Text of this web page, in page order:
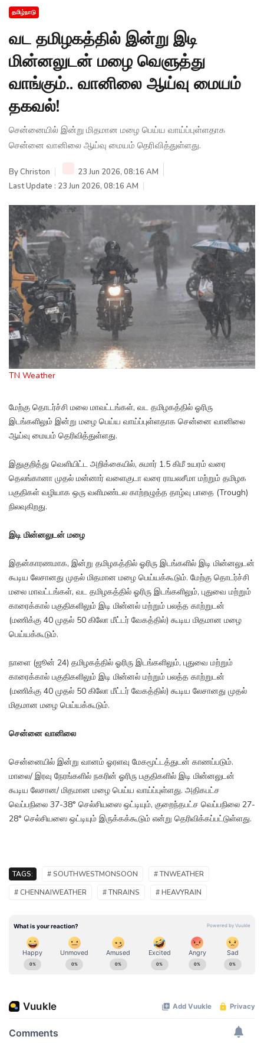
தமிழ்நாடு
வட தமிழகத்தில் இன்று இடி
மின்னலுடன் மழை வெளுத்து
வாங்கும்.. வானிலை ஆய்வு மையம்
தகவல்!
சென்னையில் இன்று மிதமான மழை பெய்ய வாய்ப்புள்ளதாக
சென்னை வானிலை ஆய்வு மையம் தெரிவித்துள்ளது.
ByChriston
23 Jun 2026, 08:16 AM
Last Update : 23 Jun 2026, 08:16 AM
TN Weather
மேற்கு தொடர்ச்சி மலை மாவட்டங்கள், வட தமிழகத்தில் ஓரிரு
இடங்களிலும் இன்று மழை பெய்ய வாய்ப்புள்ளதாக சென்னை வானிலை
ஆய்வு மையம் தெரிவித்துள்ளது.
இதுகுறித்து வெளியிட்ட அறிக்கையில், சுமார் 1.5 கிமீ உயரம் வரை
தெலங்கானா முதல் மன்னார் வளைகுடா வரை ராயலசீமா மற்றும் தமிழக
பகுதிகள் வழியாக ஒரு வளிமண்டல காற்றழுத்த தாழ்வு பாதை (Trough)
நிலவுகிறது.
இடி மின்னலுடன் மழை
இதன்காரணமாக, இன்று தமிழகத்தில் ஓரிரு இடங்களில் இடி மின்னலுடன்
கூடிய லேசானது முதல் மிதமான மழை பெய்யக்கூடும். மேற்கு தொடர்ச்சி
மலை மாவட்டங்கள், வட தமிழகத்தில் ஓரிரு இடங்களிலும், புதுவை மற்றும்
காரைக்கால் பகுதிகளிலும் இடி மின்னல் மற்றும் பலத்த காற்றுடன்
(மணிக்கு 40 முதல் 50 கிலோ மீட்டர் வேகத்தில்) கூடிய மிதமான மழை
பெய்யக்கூடும்.
நாளை (ஜூன் 24) தமிழகத்தில் ஓரிரு இடங்களிலும், புதுவை மற்றும்
காரைக்கால் பகுதிகளிலும் இடி மின்னல் மற்றும் பலத்த காற்றுடன்
(மணிக்கு 40 முதல் 50 கிலோ மீட்டர் வேகத்தில்) கூடிய லேசானது முதல்
மிதமான மழை பெய்யக்கூடும்.
சென்னை வானிலை
சென்னையில் இன்று வானம் ஓரளவு மேகமூட்டத்துடன் காணப்படும்.
மாலை/ இரவு நேரங்களில் நகரின் ஓரிரு பகுதிகளில் இடி மின்னலுடன்
கூடிய லேசான/ மிதமான மழை பெய்ய வாய்ப்புள்ளது. அதிகபட்ச
வெப்பநிலை 37-38° செல்சியஸை ஒட்டியும், குறைந்தபட்ச வெப்பநிலை 27-
28° செல்சியஸை ஒட்டியும் இருக்கக்கூடும் என்று தெரிவிக்கப்பட்டுள்ளது.
TAGS: # SOUTHWESTMONSOON
# TNWEATHER
# CHENNAIWEATHER
# TNRAINS # HEAVYRAIN